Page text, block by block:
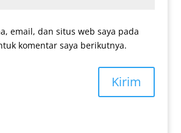
email, dan situs web saya pada
komentar saya berikutnya.
Kirim